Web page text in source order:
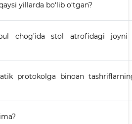
yillarda bo‘lib o‘tgan?
chog’ida stol atrofidagi joyni
protokolga binoan